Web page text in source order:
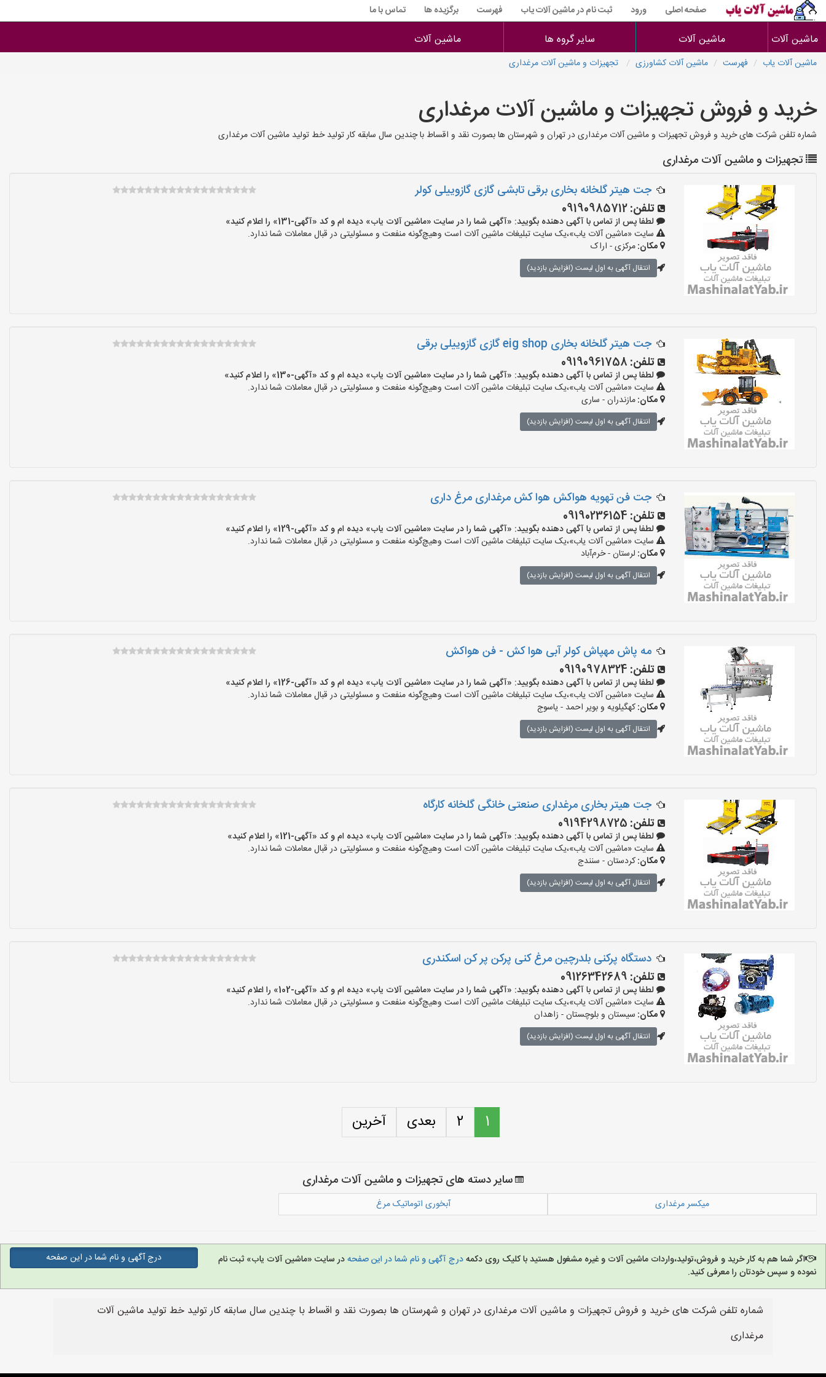
صفحه اصلی ورود ثبت نام در ماشین آلات یاب فهرست برگزیده ها تماس با ما
ماشین آلات ماشین آلات سایر گروه ها ماشین آلات
ماشین آلات یاب فهرست ماشین آلات کشاورزی تجهیزات و ماشین آلات مرغداری
خرید و فروش تجهیزات و ماشین آلات مرغداری
شماره تلفن شرکت های خرید و فروش تجهیزات و ماشین آلات مرغداری در تهران و شهرستان ها بصورت نقد و اقساط با چندین سال سابقه کار تولید خط تولید ماشین آلات مرغداری
تجهیزات و ماشین آلات مرغداری
جت هیتر گلخانه بخاری برقی تابشی گازی گازوییلی کولر
تلفن:09190985712
لطفا پس از تماس با آگهی دهنده بگویید: «آگهی شما را در سایت «ماشین آلات یاب» دیده ام و کد «آگهی-131» را اعلام کنید»
سایت «ماشین آلات یاب»،یک سایت تبلیغات ماشین آلات است وهیچ‌گونه منفعت و مسئولیتی در قبال معاملات شما ندارد.
مکان:مرکزی - اراک
انتقال آگهی به اول لیست (افزایش بازدید)
جت هیتر گلخانه بخاری eig shop گازی گازوییلی برقی
تلفن: 09190961758
لطفا پس از تماس با آگهی دهنده بگویید: «آگهی شما را در سایت «ماشین آلات یاب» دیده ام و کد «آگهی-130» را اعلام کنید»
سایت «ماشین آلات یاب»،یک سایت تبلیغات ماشین آلات است وهیچ‌گونه منفعت و مسئولیتی در قبال معاملات شما ندارد.
مکان:مازندران - ساری
انتقال آگهی به اول لیست (افزایش بازدید)
جت فن تهویه هواکش هوا کش مرغداری مرغ داری
تلفن: 09190236154
لطفا پس از تماس با آگهی دهنده بگویید: «آگهی شما را در سایت «ماشین آلات یاب» دیده ام و کد «آگهی-129» را اعلام کنید»
سایت «ماشین آلات یاب»،یک سایت تبلیغات ماشین آلات است وهیچ‌گونه منفعت و مسئولیتی در قبال معاملات شما ندارد.
مکان: لرستان - خرم‌آباد
انتقال آگهی به اول لیست (افزایش بازدید)
مه پاش مهپاش کولر آبی هوا کش - فن هواکش
تلفن: 09190978324
لطفا پس از تماس با آگهی دهنده بگویید: «آگهی شما را در سایت «ماشین آلات یاب» دیده ام و کد «آگهی-126» را اعلام کنید»
سایت «ماشین آلات یاب»،یک سایت تبلیغات ماشین آلات است وهیچ‌گونه منفعت و مسئولیتی در قبال معاملات شما ندارد.
مکان:کهگیلویه و بویر احمد - یاسوج
انتقال آگهی به اول لیست (افزایش بازدید)
جت هیتر بخاری مرغداری صنعتی خانگی گلخانه کارگاه
تلفن: 09194298725
لطفا پس از تماس با آگهی دهنده بگویید: «آگهی شما را در سایت «ماشین آلات یاب» دیده ام و کد «آگهی-121» را اعلام کنید»
سایت «ماشین آلات یاب»،یک سایت تبلیغات ماشین آلات است وهیچ‌گونه منفعت و مسئولیتی در قبال معاملات شما ندارد.
مکان:کردستان - سنندج
انتقال آگهی به اول لیست (افزایش بازدید)
دستگاه پرکنی بلدرچین مرغ کنی پرکن پر کن اسکندری
تلفن: 09126342689
لطفا پس از تماس با آگهی دهنده بگویید: «آگهی شما را در سایت «ماشین آلات یاب» دیده ام و کد «آگهی-102» را اعلام کنید»
سایت «ماشین آلات یاب»،یک سایت تبلیغات ماشین آلات است وهیچ‌گونه منفعت و مسئولیتی در قبال معاملات شما ندارد.
مکان: سیستان و بلوچستان - زاهدان
انتقال آگهی به اول لیست (افزایش بازدید)
1
2 بعدی آخرین
سایر دسته های تجهیزات و ماشین آلات مرغداری
میکسر مرغداری آبخوری اتوماتیک مرغ
اگر شما هم به کار خرید و فروش،تولید،واردات ماشین آلات و غیره مشغول هستید با کلیک روی دکمهدرج آگهی و نام شما در این صفحهدر سایت «ماشین آلات یاب» ثبت نام
نموده و سپس خودتان را معرفی کنید.
درج آگهی و نام شما در این صفحه
شماره تلفن شرکت های خرید و فروش تجهیزات و ماشین آلات مرغداری در تهران و شهرستان ها بصورت نقد و اقساط با چندین سال سابقه کار تولید خط تولید ماشین آلات
مرغداری